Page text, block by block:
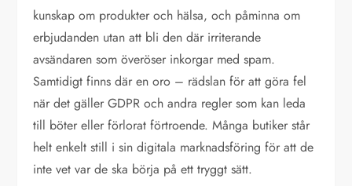
kunskap om produkter och hälsa, och påminna om
erbjudanden utan att bli den där irriterande
avsändaren som överöser inkorgar med spam.
Samtidigt finns där en oro – rädslan för att göra fel
när det gäller GDPR och andra regler som kan leda
till böter eller förlorat förtroende. Många butiker står
helt enkelt still i sin digitala marknadsföring för att de
inte vet var de ska börja på ett tryggt sätt.